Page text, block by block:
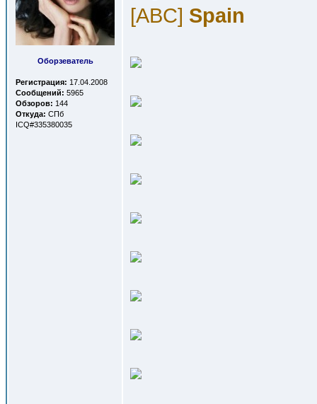
Оборзеватель
Регистрация: 17.04.2008
Сообщений: 5965
Обзоров: 144
Откуда: СПб
ICQ#335380035
[ABC] Spain